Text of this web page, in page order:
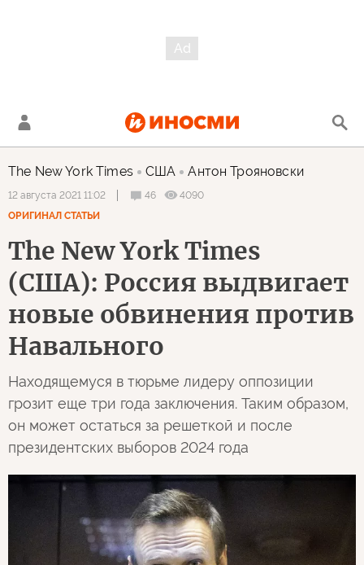
The New York Times США Антон Трояновски
12 августа 2021 11:02 46
4090
ОРИГИНАЛ СТАТЬИ
The New York Times
(США): Россия выдвигает
новые обвинения против
Навального
Находящемуся в тюрьме лидеру оппозиции
грозит еще три года заключения. Таким образом,
он может остаться за решеткой и после
президентских выборов 2024 года